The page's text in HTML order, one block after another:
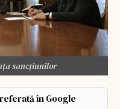
sancțiunilor
în Google